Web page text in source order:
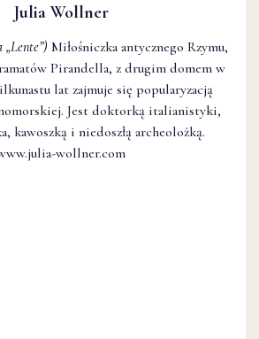
Julia Wollner
„Lente”) Miłośniczka antycznego Rzymu,
Pirandella, z drugim domem w
lat zajmuje się popularyzacją
Jest doktorką italianistyki,
kawoszką i niedoszłą archeolożką.
wollner.com